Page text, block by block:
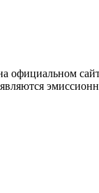
официальном